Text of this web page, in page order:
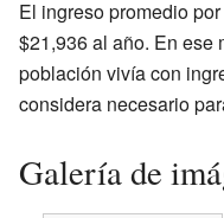
El ingreso promedio
$21,936 al año. En ese
población vivía con
considera necesario
Galería de